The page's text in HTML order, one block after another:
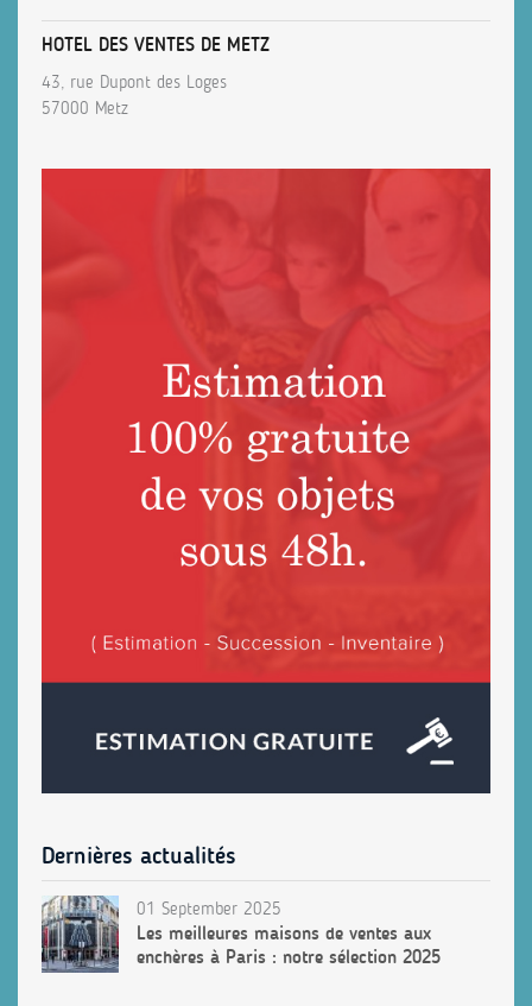
HOTEL DES VENTES DE METZ
43, rue Dupont des Loges
57000 Metz
Dernières actualités
01 September 2025
Les meilleures maisons de ventes aux
enchères à Paris : notre sélection 2025